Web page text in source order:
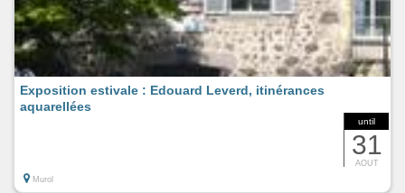
until
31
AOUT
Exposition estivale : Edouard Leverd, itinérances
aquarellées
Murol